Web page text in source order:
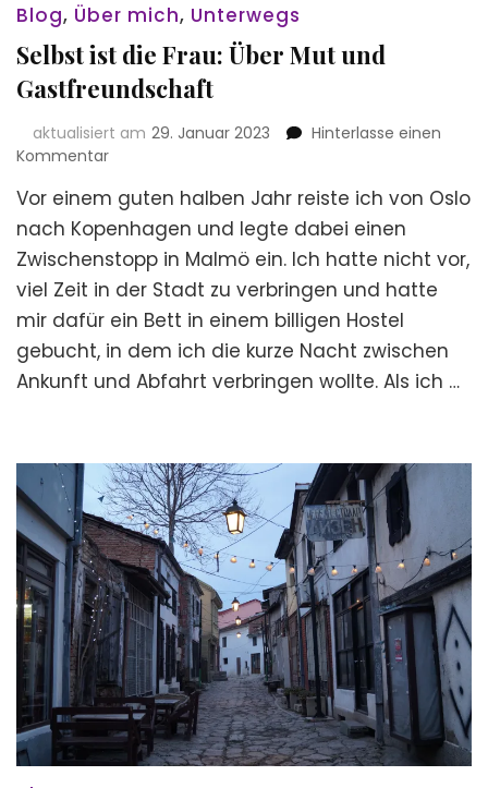
Blog, Über mich, Unterwegs
Selbst ist die Frau: Über Mut und
Gastfreundschaft
aktualisiert am 29. Januar 2023
Hinterlasse einen
Kommentarzu
ist
die
Über
Mut
und
Vor einem guten halben Jahr reiste ich von Oslo
nach Kopenhagen und legte dabei einen
Zwischenstopp in Malmö ein. Ich hatte nicht vor,
viel Zeit in der Stadt zu verbringen und hatte
mir dafür ein Bett in einem billigen Hostel
gebucht, in dem ich die kurze Nacht zwischen
Ankunft und Abfahrt verbringen wollte. Als ich …